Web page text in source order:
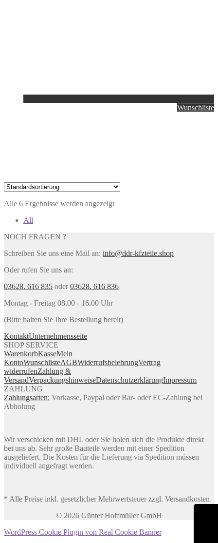
Wunschliste
Alle 6 Ergebnisse werden angezeigt
All
NOCH FRAGEN ?
Schreiben Sie uns eine Mail an: info@ddr-kfzteile.shop
Oder rufen Sie uns an:
03628. 616 835 oder03628. 616 836
Montag - Freitag 08.00 - 16.00 Uhr
(Bitte halten Sie Ihre Bestellung bereit)
KontaktUnternehmensseite
SHOP SERVICE
WarenkorbKasseMein
KontoWunschlisteAGBWiderrufsbelehrungVertrag
widerrufenZahlung &
VersandVerpackungshinweiseDatenschutzerklärungImpressum
ZAHLUNG
Zahlungsarten: Vorkasse, Paypal oder Bar- oder EC-Zahlung bei
Abholung
Wir verschicken mit DHL oder Sie holen sich die Produkte direkt
bei uns ab. Sehr große Bauteile werden mit einer Spedition
ausgeliefert. Die Kosten für die Lieferung via Spedition müssen
individuell angefragt werden.
* Alle Preise inkl. gesetzlicher Mehrwertsteuer zzgl. Versandkosten
© 2026 Günter Hoffmüller GmbH
WordPress Cookie Plugin von Real Cookie Banner